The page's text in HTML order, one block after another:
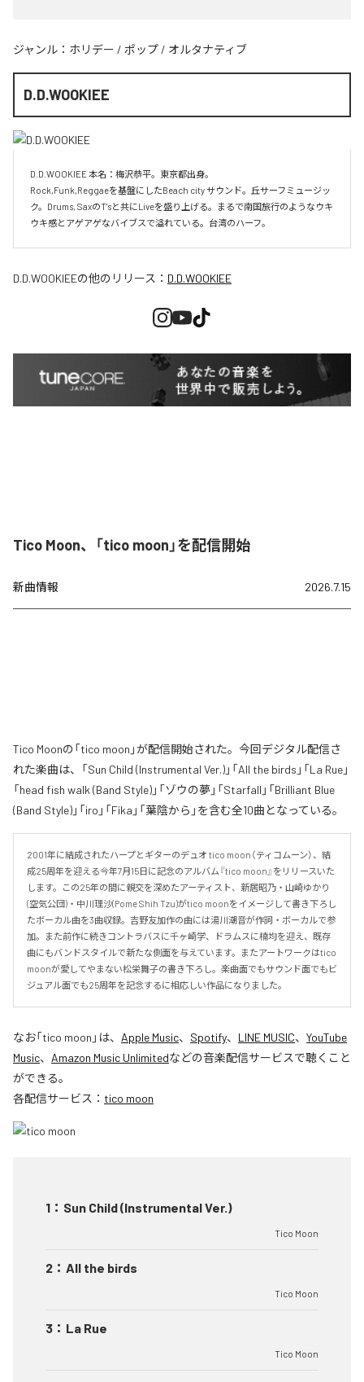
ジャンル： ホリデー / ポップ / オルタナティブ
D.D.WOOKIEE
D.D.WOOKIEE 本名：梅沢恭平。東京都出身。
Rock,Funk,Reggaeを基盤にしたBeach city サウンド。丘サーフミュージッ
ク。Drums, SaxのT'sと共にLiveを盛り上げる。まるで南国旅行のようなウキ
ウキ感とアゲアゲなバイブスで溢れている。台湾のハーフ。
D.D.WOOKIEEの他のリリース： D.D.WOOKIEE
Tico Moon、「tico moon」を配信開始
新曲情報 2026.7.15
Tico Moonの「tico moon」が配信開始された。今回デジタル配信さ
れた楽曲は、「Sun Child (Instrumental Ver.)」「All the birds」「La Rue」
「head fish walk (Band Style)」「ゾウの夢」「Starfall」「Brilliant Blue
(Band Style)」「iro」「Fika」「葉陰から」を含む全10曲となっている。
2001年に結成されたハープとギターのデュオ tico moon（ティコムーン）、結
成25周年を迎える今年7月15日に記念のアルバム『tico moon』をリリースいた
します。この25年の間に親交を深めたアーティスト、新居昭乃・山崎ゆかり
(空気公団)・中川理沙(Pome Shih Tzu)がtico moonをイメージして書き下ろし
たボーカル曲を3曲収録。吉野友加作の曲には湯川潮音が作詞・ボーカルで参
加。また前作に続きコントラバスに千ヶ崎学、ドラムスに楠均を迎え、既存
曲にもバンドスタイルで新たな側面を与えています。またアートワークはtico
moonが愛してやまない松栄舞子の書き下ろし。楽曲面でもサウンド面でもビ
ジュアル面でも25周年を記念するに相応しい作品になりました。
なお「tico moon 」は、 Apple Music、 Spotify、 LINE MUSIC、 YouTube
Music、 Amazon Music Unlimitedなどの音楽配信サービスで聴くこと
ができる。
各配信サービス： tico moon
1 ： Sun Child (Instrumental Ver.)
Tico Moon
2 ： All the birds
Tico Moon
3 ： La Rue
Tico Moon